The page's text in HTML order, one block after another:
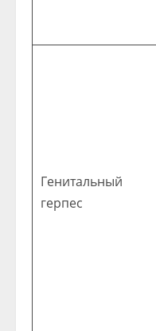
Генитальный
герпес